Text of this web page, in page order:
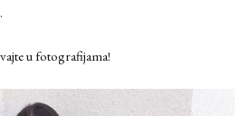
u fotografijama!